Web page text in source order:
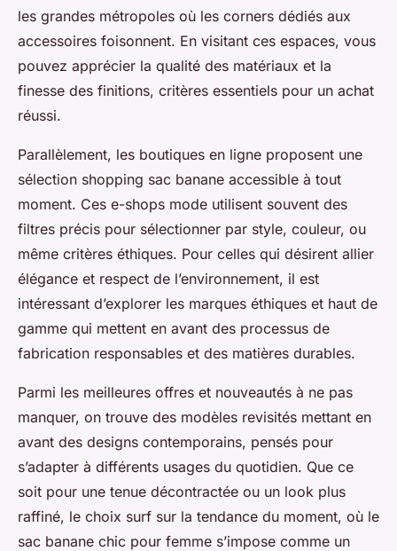
les grandes métropoles où les corners dédiés aux
accessoires foisonnent. En visitant ces espaces, vous
pouvez apprécier la qualité des matériaux et la
finesse des finitions, critères essentiels pour un achat
réussi.
Parallèlement, les boutiques en ligne proposent une
sélection shopping sac banane accessible à tout
moment. Ces e-shops mode utilisent souvent des
filtres précis pour sélectionner par style, couleur, ou
même critères éthiques. Pour celles qui désirent allier
élégance et respect de l’environnement, il est
intéressant d’explorer les marques éthiques et haut de
gamme qui mettent en avant des processus de
fabrication responsables et des matières durables.
Parmi les meilleures offres et nouveautés à ne pas
manquer, on trouve des modèles revisités mettant en
avant des designs contemporains, pensés pour
s’adapter à différents usages du quotidien. Que ce
soit pour une tenue décontractée ou un look plus
raffiné, le choix surf sur la tendance du moment, où le
sac banane chic pour femme s’impose comme un